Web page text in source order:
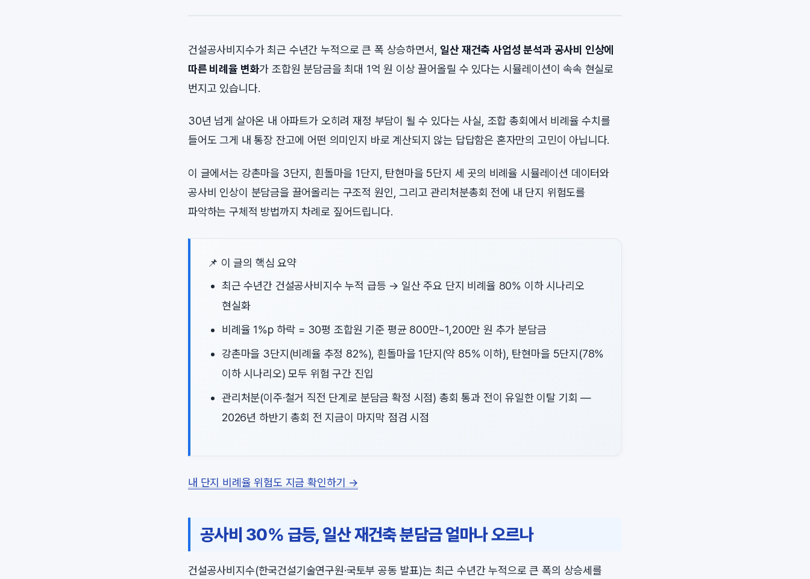
건설공사비지수가 최근 수년간 누적으로 큰 폭 상승하면서,일산 재건축 사업성 분석과 공사비 인상에
따른 비례율 변화가 조합원 분담금을 최대 1억 원 이상 끌어올릴 수 있다는 시뮬레이션이 속속 현실로
번지고 있습니다.
30년 넘게 살아온 내 아파트가 오히려 재정 부담이 될 수 있다는 사실, 조합 총회에서 비례율 수치를
들어도 그게 내 통장 잔고에 어떤 의미인지 바로 계산되지 않는 답답함은 혼자만의 고민이 아닙니다.
이 글에서는 강촌마을 3단지, 흰돌마을 1단지, 탄현마을 5단지 세 곳의 비례율 시뮬레이션 데이터와
공사비 인상이 분담금을 끌어올리는 구조적 원인, 그리고 관리처분총회 전에 내 단지 위험도를
파악하는 구체적 방법까지 차례로 짚어드립니다.
📌 이 글의 핵심 요약
최근 수년간 건설공사비지수 누적 급등 → 일산 주요 단지 비례율 80% 이하 시나리오
현실화
비례율 1%p 하락 = 30평 조합원 기준 평균 800만~1,200만 원 추가 분담금
강촌마을 3단지(비례율 추정 82%), 흰돌마을 1단지(약 85% 이하), 탄현마을 5단지(78%
이하 시나리오) 모두 위험 구간 진입
관리처분(이주·철거 직전 단계로 분담금 확정 시점) 총회 통과 전이 유일한 이탈 기회 —
2026년 하반기 총회 전 지금이 마지막 점검 시점
내 단지 비례율 위험도 지금 확인하기 →
공사비 30% 급등, 일산 재건축 분담금 얼마나 오르나
건설공사비지수(한국건설기술연구원·국토부 공동 발표)는 최근 수년간 누적으로 큰 폭의 상승세를